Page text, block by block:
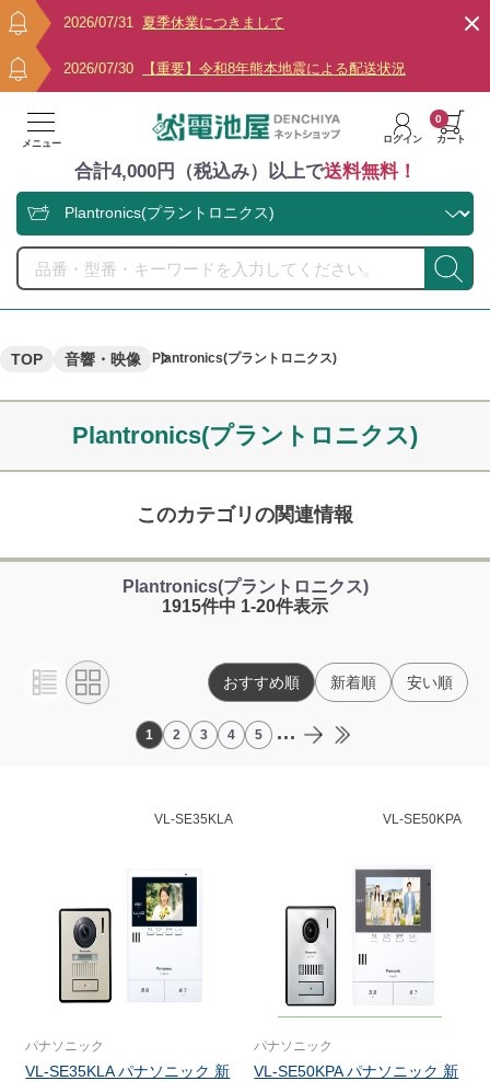
2026/07/31 夏季休業につきまして
2026/07/30 【重要】令和8年熊本地震による配送状況
メニュー ログイン カート
0
合計4,000円（税込み）以上で送料無料！
TOP 音響・映像 Plantronics(プラントロニクス)
Plantronics(プラントロニクス)
このカテゴリの関連情報
Plantronics(プラントロニクス)
1915件中 1-20件表示
1 2 3 4 5 ...
おすすめ順 新着順 安い順
VL-SE35KLA
パナソニック
VL-SE35KLA パナソニック 新
VL-SE50KPA
パナソニック
VL-SE50KPA パナソニック 新